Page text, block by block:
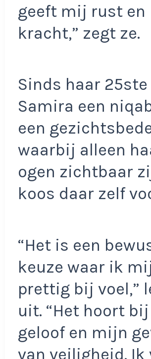
geeft mij rust en
kracht,” zegt ze.
Sinds haar
Samira een
een
waarbij alleen
ogen zichtbaar
koos daar zelf
“Het is een
keuze waar ik
prettig bij voel,”
uit. “Het hoort
geloof en mijn
van veiligheid. Ik